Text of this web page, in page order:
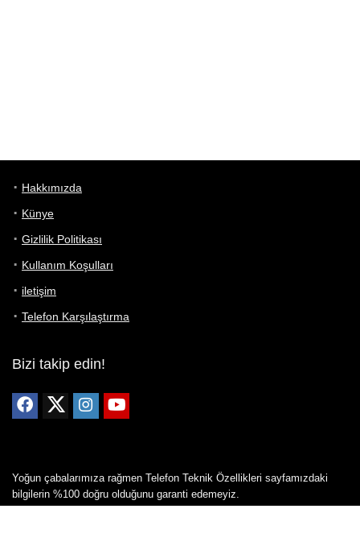
Hakkımızda
Künye
Gizlilik Politikası
Kullanım Koşulları
iletişim
Telefon Karşılaştırma
Bizi takip edin!
Yoğun çabalarımıza rağmen Telefon Teknik Özellikleri sayfamızdaki
bilgilerin %100 doğru olduğunu garanti edemeyiz.